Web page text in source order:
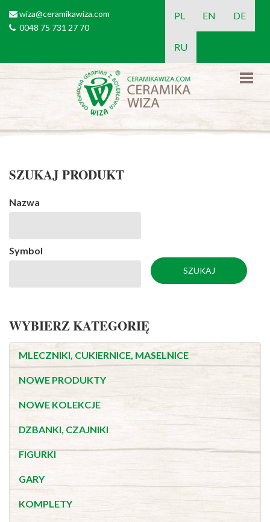
email
wiza@ceramikawiza.com
tel0048 75 731 27 70
PL EN DE
RU
SZUKAJ PRODUKT
Nazwa
Symbol
WYBIERZ KATEGORIĘ
MLECZNIKI, CUKIERNICE, MASELNICE
NOWE PRODUKTY
NOWE KOLEKCJE
DZBANKI, CZAJNIKI
FIGURKI
GARY
KOMPLETY